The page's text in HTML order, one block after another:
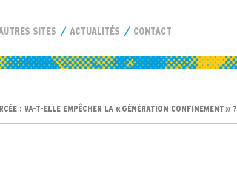
SITES ACTUALITÉS CONTACT
: VA-T-ELLE EMPÊCHER LA « GÉNÉRATION CONFINEMENT » ?